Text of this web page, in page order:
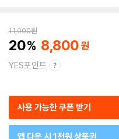
11,000원
20 8,800
YES포인트
사용 가능한 쿠폰 받기
앱 다운 시 1천원 상품권